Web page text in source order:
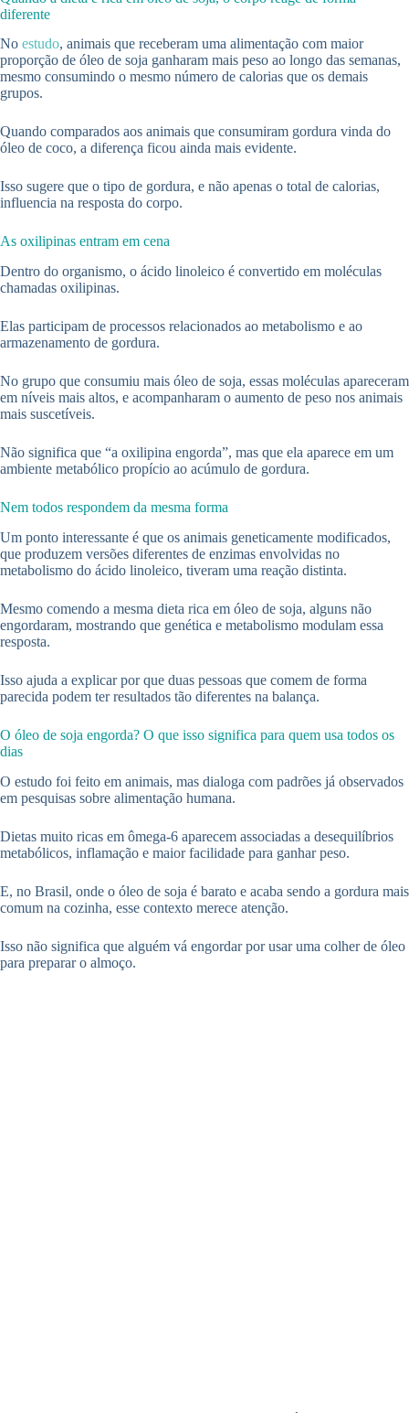
diferente
No estudo, animais que receberam uma alimentação com maior
proporção de óleo de soja ganharam mais peso ao longo das semanas,
mesmo consumindo o mesmo número de calorias que os demais
grupos.
Quando comparados aos animais que consumiram gordura vinda do
óleo de coco, a diferença ficou ainda mais evidente.
Isso sugere que o tipo de gordura, e não apenas o total de calorias,
influencia na resposta do corpo.
As oxilipinas entram em cena
Dentro do organismo, o ácido linoleico é convertido em moléculas
chamadas oxilipinas.
Elas participam de processos relacionados ao metabolismo e ao
armazenamento de gordura.
No grupo que consumiu mais óleo de soja, essas moléculas apareceram
em níveis mais altos, e acompanharam o aumento de peso nos animais
mais suscetíveis.
Não significa que “a oxilipina engorda”, mas que ela aparece em um
ambiente metabólico propício ao acúmulo de gordura.
Nem todos respondem da mesma forma
Um ponto interessante é que os animais geneticamente modificados,
que produzem versões diferentes de enzimas envolvidas no
metabolismo do ácido linoleico, tiveram uma reação distinta.
Mesmo comendo a mesma dieta rica em óleo de soja, alguns não
engordaram, mostrando que genética e metabolismo modulam essa
resposta.
Isso ajuda a explicar por que duas pessoas que comem de forma
parecida podem ter resultados tão diferentes na balança.
O óleo de soja engorda? O que isso significa para quem usa todos os
dias
O estudo foi feito em animais, mas dialoga com padrões já observados
em pesquisas sobre alimentação humana.
Dietas muito ricas em ômega-6 aparecem associadas a desequilíbrios
metabólicos, inflamação e maior facilidade para ganhar peso.
E, no Brasil, onde o óleo de soja é barato e acaba sendo a gordura mais
comum na cozinha, esse contexto merece atenção.
Isso não significa que alguém vá engordar por usar uma colher de óleo
para preparar o almoço.